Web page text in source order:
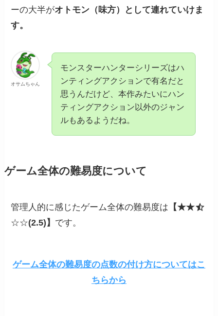
ーの大半がオトモン（味方）として連れていけま
す。
オサムちゃん
モンスターハンターシリーズはハ
ンティングアクションで有名だと
思うんだけど、本作みたいにハン
ティングアクション以外のジャン
ルもあるようだね。
ゲーム全体の難易度について
管理人的に感じたゲーム全体の難易度は 【★★
☆☆(2.5)】 です。
ゲーム全体の難易度の点数の付け方についてはこ
ちらから